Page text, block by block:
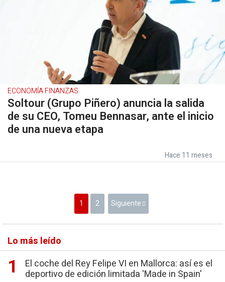
ECONOMÍA FINANZAS
Soltour (Grupo Piñero) anuncia la salida
de su CEO, Tomeu Bennasar, ante el inicio
de una nueva etapa
Hace 11 meses
1 2 Siguiente
Lo más leído
El coche del Rey Felipe VI en Mallorca: así es el
deportivo de edición limitada 'Made in Spain'